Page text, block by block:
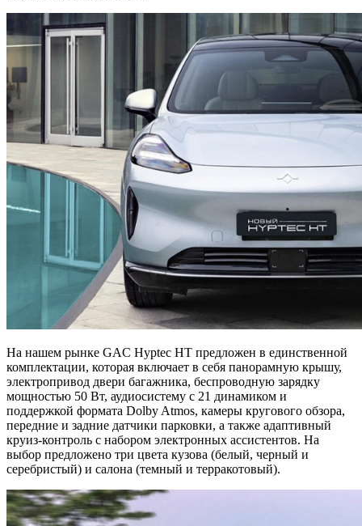
На нашем рынке GAC Hyptec HT предложен в единственной
комплектации, которая включает в себя панорамную крышу,
электропривод двери багажника, беспроводную зарядку
мощностью 50 Вт, аудиосистему с 21 динамиком и
поддержкой формата Dolby Atmos, камеры кругового обзора,
передние и задние датчики парковки, а также адаптивный
круиз-контроль с набором электронных ассистентов. На
выбор предложено три цвета кузова (белый, черный и
серебристый) и салона (темный и терракотовый).